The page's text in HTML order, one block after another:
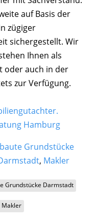
auf Basis der
zügiger
sichergestellt. Wir
Ihnen als
oder auch in der
zur Verfügung.
Hamburg
Grundstücke
, Makler
Grundstücke Darmstadt
Makler